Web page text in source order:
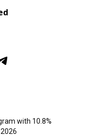
with 10.8%